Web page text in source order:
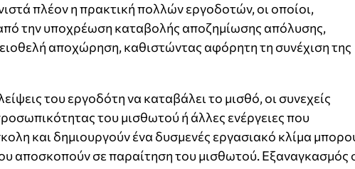
πλέον η πρακτική πολλών εργοδοτών, οι οποίοι,
την υποχρέωση καταβολής αποζημίωσης απόλυσης,
αποχώρηση, καθιστώντας αφόρητη τη συνέχιση της
του εργοδότη να καταβάλει το μισθό, οι συνεχείς
του μισθωτού ή άλλες ενέργειες που
και δημιουργούν ένα δυσμενές εργασιακό κλίμα
αποσκοπούν σε παραίτηση του μισθωτού. Εξαναγκασμός